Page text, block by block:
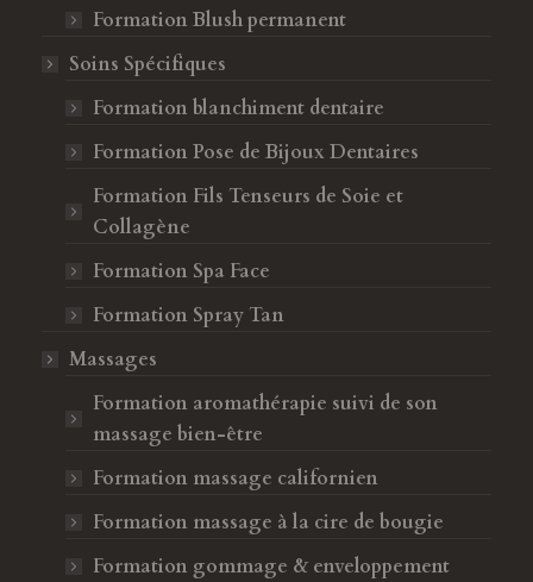
Formation Blush permanent
Soins Spécifiques
Formation blanchiment dentaire
Formation Pose de Bijoux Dentaires
Formation Fils Tenseurs de Soie et
Collagène
Formation Spa Face
Formation Spray Tan
Massages
Formation aromathérapie suivi de son
massage bien-être
Formation massage californien
Formation massage à la cire de bougie
Formation gommage & enveloppement